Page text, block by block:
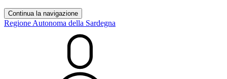
Continua la navigazione
Regione Autonoma della Sardegna